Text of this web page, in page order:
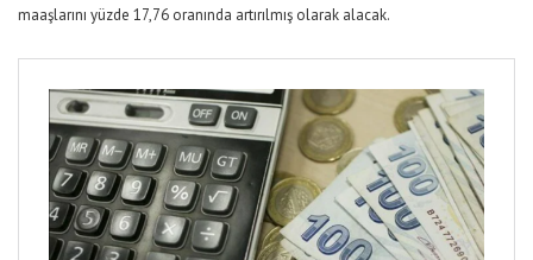
maaşlarını yüzde 17,76 oranında artırılmış olarak alacak.